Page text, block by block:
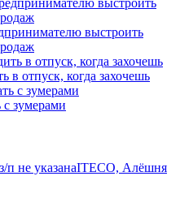
выстроить
в отпуск, когда захочешь
зумерами
з/п не указанаITECO, Алёшня